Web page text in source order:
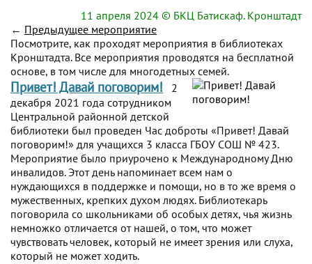
11 апреля 2024 © БКЦ Батискаф. Кронштадт
← Предыдущее мероприятие
Посмотрите, как проходят мероприятия в библиотеках
Кронштадта. Все мероприятия проводятся на бесплатной
основе, в том числе для многодетных семей.
Привет! Давай поговорим!
2
декабря 2021 года сотрудником
Центральной районной детской
библиотеки был проведен Час доброты «Привет! Давай
поговорим!» для учащихся 3 класса ГБОУ СОШ № 423.
Мероприятие было приурочено к Международному Дню
инвалидов. Этот день напоминает всем нам о
нуждающихся в поддержке и помощи, но в то же время о
мужественных, крепких духом людях. Библиотекарь
поговорила со школьниками об особых детях, чья жизнь
немножко отличается от нашей, о том, что может
чувствовать человек, который не имеет зрения или слуха,
который не может ходить.